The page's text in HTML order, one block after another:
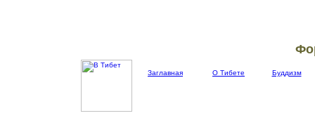
Заглавная О Тибете Буддизм